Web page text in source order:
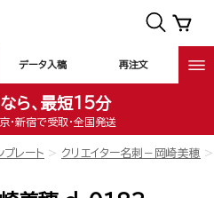
データ入稿 再注文
ら、最短15分
・新宿で受取・全国発送
プレート
クリエイター名刺－岡崎美穂